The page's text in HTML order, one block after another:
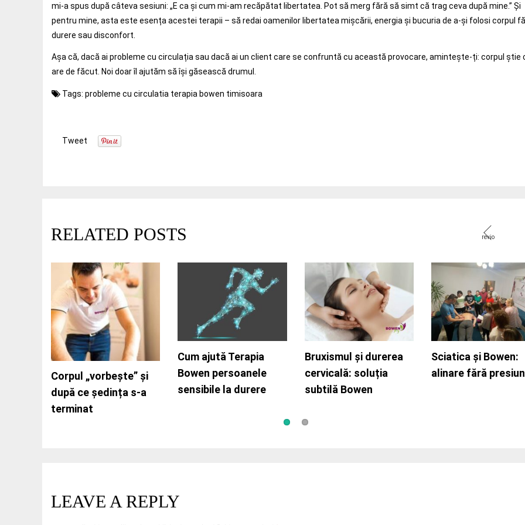
mi-a spus după câteva sesiuni: „E ca și cum mi-am recăpătat libertatea. Pot să merg fără să simt că trag ceva după mine.” Și
pentru mine, asta este esența acestei terapii – să redai oamenilor libertatea mișcării, energia și bucuria de a-și folosi corpul
durere sau disconfort.
Așa că, dacă ai probleme cu circulația sau dacă ai un client care se confruntă cu această provocare, amintește-ți: corpul știe
are de făcut. Noi doar îl ajutăm să își găsească drumul.
Tags: probleme cu circulatia terapia bowen timisoara
Tweet
RELATED POSTS
Corpul „vorbește” și
după ce ședința s-a
terminat
Cum ajută Terapia
Bowen persoanele
sensibile la durere
Bruxismul și durerea
cervicală: soluția
subtilă Bowen
Sciatica și Bowen:
alinare fără
Vertij și amețeli: când
corpul cere echilibru
interior
Cifoza și terapia
Bowen: când
blândețea vindecă
Durerea cervicală
cronică și puterea
unei abordări blânde
Când masajul nu
ajunge adânc,
revio
LEAVE A REPLY